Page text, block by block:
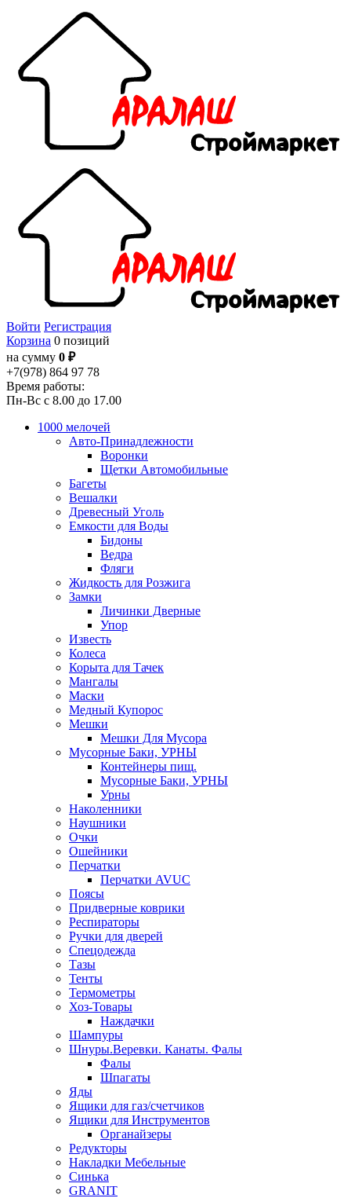
Войти Регистрация
Корзина 0 позиций
на сумму 0 ₽
+7(978) 864 97 78
Время работы:
Пн-Вс с 8.00 до 17.00
1000 мелочей
Авто-Принадлежности
Воронки
Щетки Автомобильные
Багеты
Вешалки
Древесный Уголь
Емкости для Воды
Бидоны
Ведра
Фляги
Жидкость для Розжига
Замки
Личинки Дверные
Упор
Известь
Колеса
Корыта для Тачек
Мангалы
Маски
Медный Купорос
Мешки
Мешки Для Мусора
Мусорные Баки, УРНЫ
Контейнеры пищ.
Мусорные Баки, УРНЫ
Урны
Наколенники
Наушники
Очки
Ошейники
Перчатки
Перчатки AVUC
Поясы
Придверные коврики
Респираторы
Ручки для дверей
Спецодежда
Тазы
Тенты
Термометры
Хоз-Товары
Наждачки
Шампуры
Шнуры.Веревки. Канаты. Фалы
Фалы
Шпагаты
Яды
Ящики для газ/счетчиков
Ящики для Инструментов
Органайзеры
Редукторы
Накладки Мебельные
Синька
GRANIT